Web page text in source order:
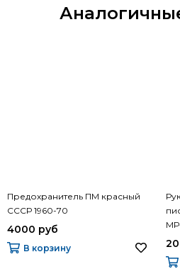
Предохранитель ПМ красный
СССР 1960-70
4000 руб
В корзину